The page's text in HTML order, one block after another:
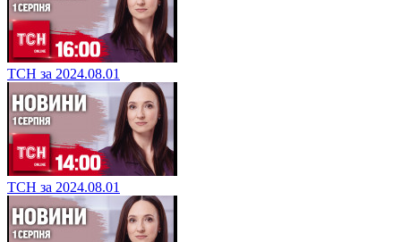
ТСН за 2024.08.01
ТСН за 2024.08.01